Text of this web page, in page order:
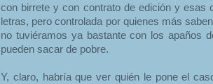
con birrete y con contrato de edición y esas
letras, pero controlada por quienes más
no tuviéramos ya bastante con los apaños
pueden sacar de pobre.
Y, claro, habría que ver quién le pone el